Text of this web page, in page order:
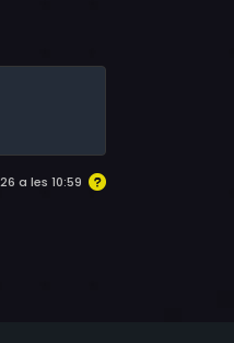
a les 10:59